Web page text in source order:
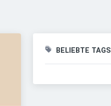
BELIEBTE TAGS